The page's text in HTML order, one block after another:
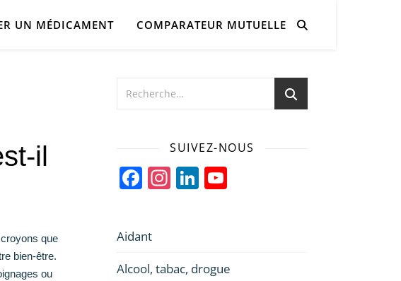
UN MÉDICAMENT COMPARATEUR MUTUELLE
il
que
bien-être.
ou
SUIVEZ-NOUS
Facebook
Instagram
LinkedIn
Aidant
Alcool, tabac, drogue